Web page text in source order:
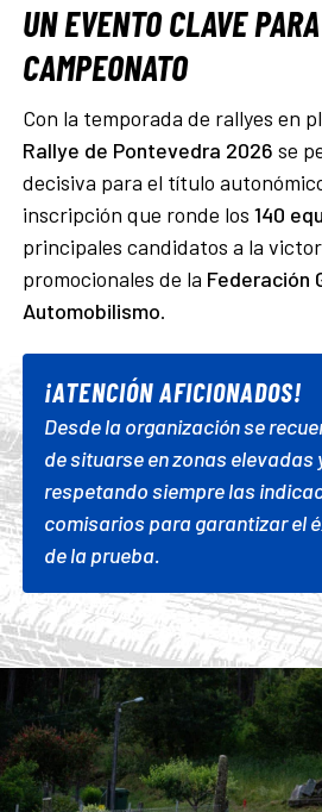
UN EVENTO CLAVE
CAMPEONATO
Con la temporada de rallyes en
Rallye de Pontevedra 2026 se
decisiva para el título
inscripción que ronde los140
principales candidatos a la
promocionales de la Federación
Automobilismo.
¡ATENCIÓN AFICIONADOS!
Desde la organización se
de situarse en zonas elevadas
respetando siempre las
comisarios para garantizar el
de la prueba.